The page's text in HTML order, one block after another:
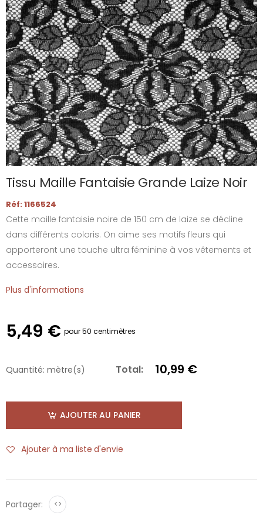
Tissu Maille Fantaisie Grande Laize Noir
Réf: 1166524
Cette maille fantaisie noire de 150 cm de laize se décline
dans différents coloris. On aime ses motifs fleurs qui
apporteront une touche ultra féminine à vos vêtements et
accessoires.
Plus d'informations
5,49 € pour 50 centimètres
Quantité: mètre(s) Total: 10,99 €
AJOUTER AU PANIER
Ajouter à ma liste d'envie
Partager: <>